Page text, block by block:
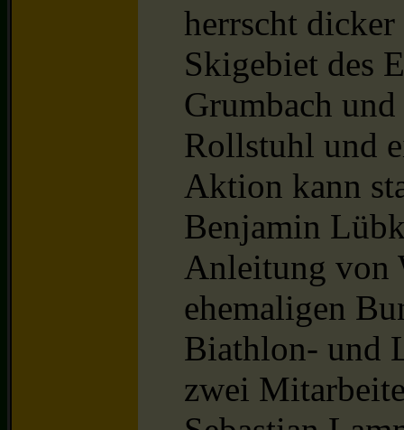
herrscht
Skigebiet des
Grumbach
Rollstuhl und
Aktion kann
Benjamin
Anleitung von
ehemaligen
Biathlon- und
zwei